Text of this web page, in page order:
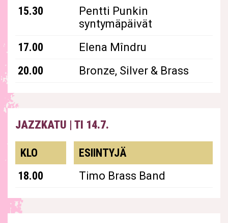
15.30
Pentti Punkin
syntymäpäivät
17.00
Elena Mîndru
20.00
Bronze, Silver & Brass
JAZZKATU | TI 14.7.
KLO
ESIINTYJÄ
18.00
Timo Brass Band